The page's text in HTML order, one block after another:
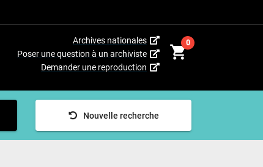
Archives nationales
(Cet
hyperlien
s’ouvrira
nouvelle
fenêtre.)
Poser une question à un archiviste
(Cet
hyperlien
Demander une reproduction
(Cet
dans
fenêtre.)
shopping_cart0
Nouvelle recherche